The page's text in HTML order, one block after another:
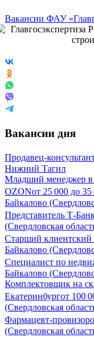
Вакансии ФАУ
Вакансии дня
Продавец-
Нижний Тагил
Младший менеджер
OZONот 25 000 до 35
Байкалово
Представитель Т-
(Свердловская
Старший клиентский
Байкалово
Специалист по
Байкалово
Комплектовщик на
Екатеринбургот 100
(Свердловская
Фармацевт-провизор
(Свердловская